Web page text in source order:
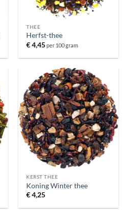
THEE
Herfst-thee
€4,45per 100 gram
KERST THEE
Koning Winter thee
€4,25